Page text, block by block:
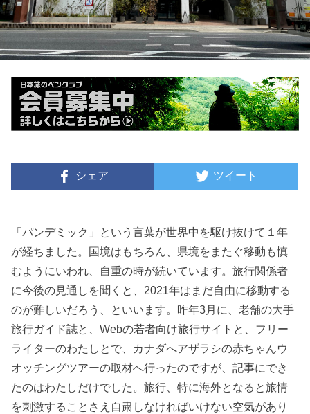
シェア ツイート
「パンデミック」という言葉が世界中を駆け抜けて１年
が経ちました。国境はもちろん、県境をまたぐ移動も慎
むようにいわれ、自重の時が続いています。旅行関係者
に今後の見通しを聞くと、2021年はまだ自由に移動する
のが難しいだろう、といいます。昨年3月に、老舗の大手
旅行ガイド誌と、Webの若者向け旅行サイトと、フリー
ライターのわたしとで、カナダへアザラシの赤ちゃんウ
オッチングツアーの取材へ行ったのですが、記事にでき
たのはわたしだけでした。旅行、特に海外となると旅情
を刺激することさえ自粛しなければいけない空気があり